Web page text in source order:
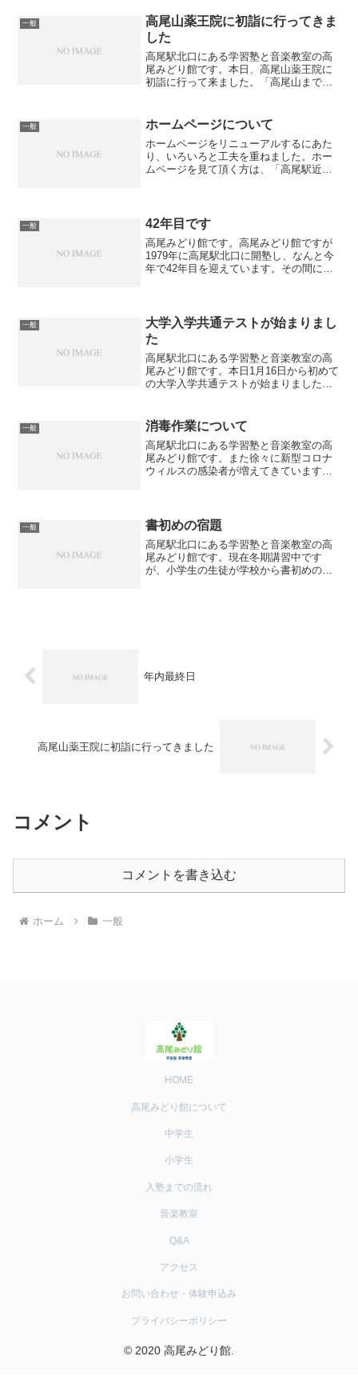
一般
高尾山薬王院に初詣に行ってきま
した
高尾駅北口にある学習塾と音楽教室の高
尾みどり館です。本日、高尾山薬王院に
初詣に行って来ました。「高尾山まで行
時間は10分程度にしたため、高尾みどり
館を出発してから2時間...
一般 ホームページについて
ホームページをリニューアルするにあた
り、いろいろと工夫を重ねました。ホー
ムページを見て頂く方は、「高尾駅近辺
館の良さを理解して頂くこ...
一般 42年目です
高尾みどり館です。高尾みどり館ですが
1979年に高尾駅北口に開塾し、なんと今
年で42年目を迎えています。その間に高
を続けています。...
一般
大学入学共通テストが始まりまし
た
高尾駅北口にある学習塾と音楽教室の高
尾みどり館です。本日1月16日から初めて
の大学入学共通テストが始まりました。
入試の願書受付が始まっていますし、
徐々に中学生の緊張感...
一般 消毒作業について
高尾駅北口にある学習塾と音楽教室の高
尾みどり館です。また徐々に新型コロナ
ウィルスの感染者が増えてきています。
ある程度生徒が集まります...
一般 書初めの宿題
高尾駅北口にある学習塾と音楽教室の高
尾みどり館です。現在冬期講習中です
が、小学生の生徒が学校から書初めの宿
年内最終日
高尾山薬王院に初詣に行ってきました
コメント
コメントを書き込む
ホーム 一般
HOME
高尾みどり館について
中学生
小学生
入塾までの流れ
音楽教室
Q&A
アクセス
お問い合わせ・体験申込み
プライバシーポリシー
© 2020 高尾みどり館.